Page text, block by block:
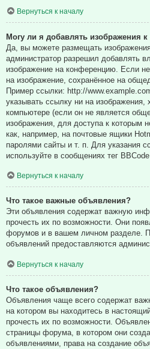
Вернуться к началу
Могу ли я добавлять изображения
Да, вы можете размещать
администратор разрешил добавлять
изображение на конференцию. Если
на изображение, сохранённое на
Пример ссылки: http://
указывать ссылку ни на
компьютере (если он не является
изображения, для доступа к которым
как, например, на почтовые ящики
паролями сайты и т. п. Для указания
используйте в сообщениях тег BBCode
Вернуться к началу
Что такое важные объявления?
Эти объявления содержат важную
прочесть их по возможности. Они
форумов и в вашем личном разделе.
объявлений предоставляются
Вернуться к началу
Что такое объявления?
Объявления чаще всего содержат
на котором вы находитесь в
прочесть их по возможности.
страницы форума, в котором они
объявлениями, права на создание